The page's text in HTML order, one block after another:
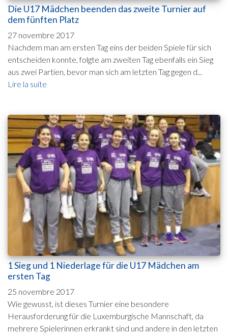
Die U17 Mädchen beenden das zweite Turnier auf
dem fünften Platz
27 novembre 2017
Nachdem man am ersten Tag eins der beiden Spiele für sich
entscheiden konnte, folgte am zweiten Tag ebenfalls ein Sieg
aus zwei Partien, bevor man sich am letzten Tag gegen d...
Lire la suite
1 Sieg und 1 Niederlage für die U17 Mädchen am
ersten Tag
25 novembre 2017
Wie gewusst, ist dieses Turnier eine besondere
Herausforderung für die Luxemburgische Mannschaft, da
mehrere Spielerinnen erkrankt sind und andere in den letzten